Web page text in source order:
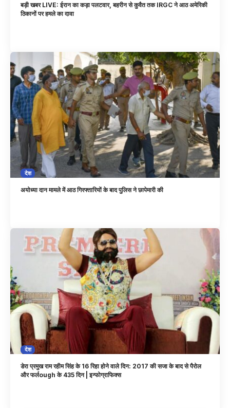
बड़ी खबर LIVE: ईरान का कड़ा पलटवार, बहरीन से कुवैत तक IRGC ने आठ अमेरिकी
ठिकानों पर हमले का दावा
देश
अयोध्या दान मामले में आठ गिरफ्तारियों के बाद पुलिस ने छापेमारी की
देश
डेरा प्रमुख राम रहीम सिंह के 16 रिहा होने वाले दिन: 2017 की सजा के बाद से पैरोल
और फर्लough के 435 दिन | इन्फोग्राफिक्स